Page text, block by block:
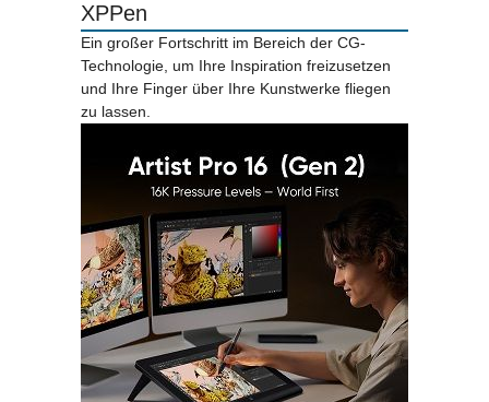
XPPen
Ein großer Fortschritt im Bereich der CG-
Technologie, um Ihre Inspiration freizusetzen
und Ihre Finger über Ihre Kunstwerke fliegen
zu lassen.